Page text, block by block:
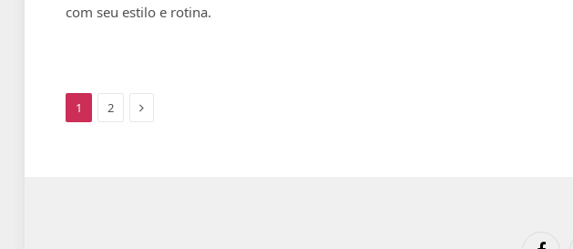
com seu estilo e rotina.
1 2 Next